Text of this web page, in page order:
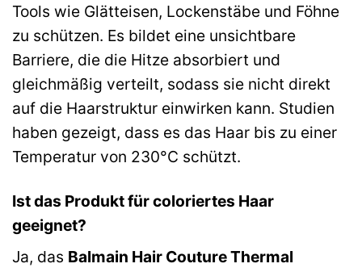
Tools wie Glätteisen, Lockenstäbe und Föhne
zu schützen. Es bildet eine unsichtbare
Barriere, die die Hitze absorbiert und
gleichmäßig verteilt, sodass sie nicht direkt
auf die Haarstruktur einwirken kann. Studien
haben gezeigt, dass es das Haar bis zu einer
Temperatur von 230°C schützt.
Ist das Produkt für coloriertes Haar
geeignet?
Ja, das Balmain Hair Couture Thermal